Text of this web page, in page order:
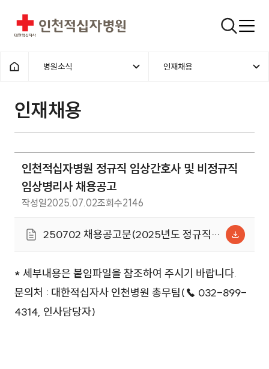
인천적십자병원 검색창
홈으로
병원소식 인재채용
인재채용
인천적십자병원 정규직 임상간호사 및 비정규직
임상병리사 채용공고
작성일2025.07.02조회수2146
250702 채용공고문(2025년도 정규직
명.hwp (116.0KB)
* 세부내용은 붙임파일을 참조하여 주시기 바랍니다.
문의처 : 대한적십자사 인천병원 총무팀(☎ 032-899-
4314, 인사담당자)